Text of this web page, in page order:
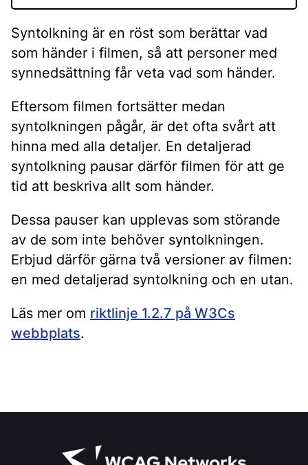
Syntolkning är en röst som berättar vad
som händer i filmen, så att personer med
synnedsättning får veta vad som händer.
Eftersom filmen fortsätter medan
syntolkningen pågår, är det ofta svårt att
hinna med alla detaljer. En detaljerad
syntolkning pausar därför filmen för att ge
tid att beskriva allt som händer.
Dessa pauser kan upplevas som störande
av de som inte behöver syntolkningen.
Erbjud därför gärna två versioner av filmen:
en med detaljerad syntolkning och en utan.
Läs mer om riktlinje 1.2.7 på W3Cs
webbplats.